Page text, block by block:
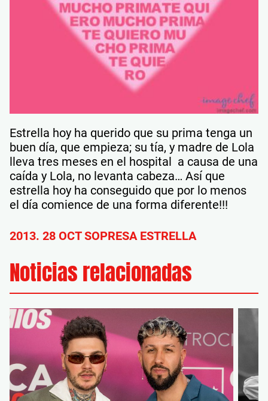
Estrella hoy ha querido que su prima tenga un
buen día, que empieza; su tía, y madre de Lola
lleva tres meses en el hospital a causa de una
caída y Lola, no levanta cabeza… Así que
estrella hoy ha conseguido que por lo menos
el día comience de una forma diferente!!!
2013. 28 OCT SOPRESA ESTRELLA
Noticias relacionadas